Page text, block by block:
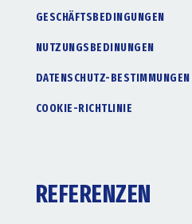
GESCHÄFTSBEDINGUNGEN
NUTZUNGSBEDINUNGEN
DATENSCHUTZ-BESTIMMUNGEN
COOKIE-RICHTLINIE
REFERENZEN